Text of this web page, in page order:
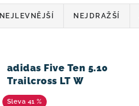
NEJLEVNĚJŠÍ NEJDRAŽŠÍ
adidas Five Ten 5.10
Trailcross LT W
41 %